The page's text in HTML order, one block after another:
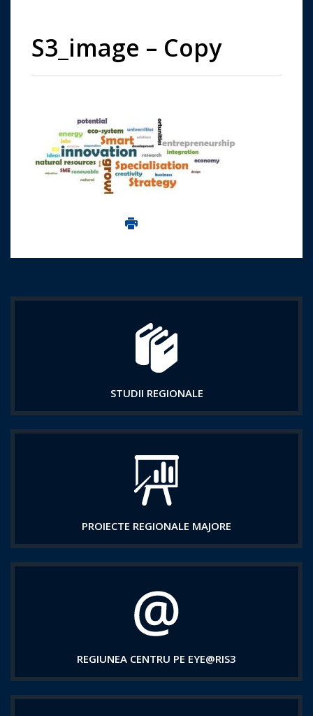
S3_image – Copy
Imprima aceasta pagina
STUDII REGIONALE
PROIECTE REGIONALE MAJORE
REGIUNEA CENTRU PE EYE@RIS3